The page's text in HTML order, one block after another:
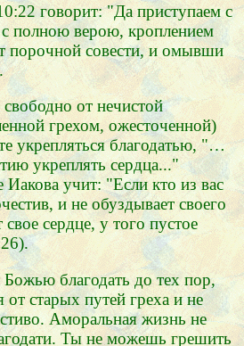
говорит: "Да приступаем с
полною верою, кроплением
порочной совести, и омывши
от нечистой
грехом, ожесточенной)
укрепляться благодатью, "…
укреплять сердца..."
учит: "Если кто из вас
и не обуздывает своего
сердце, у того пустое
Божью благодать до тех пор,
от старых путей греха и не
Аморальная жизнь не
Ты не можешь грешить